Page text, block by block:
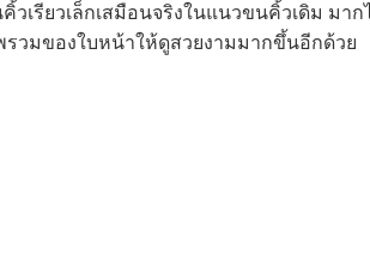
วเรียวเล็กเสมือนจริงในแนวขนคิ้วเดิม มา
วมของใบหน้าให้ดูสวยงามมากขึ้นอีกด้วย